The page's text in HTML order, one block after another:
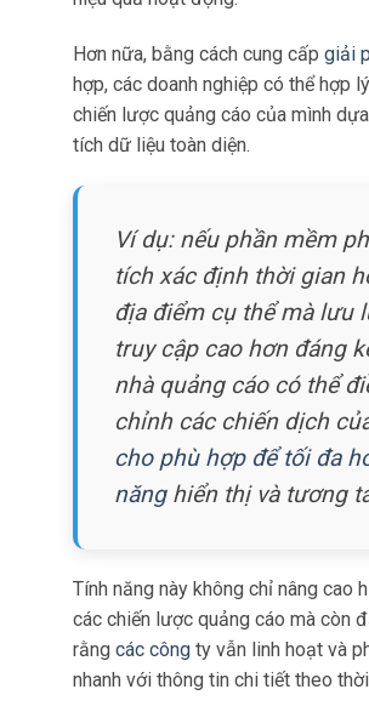
Sự tích hợp liền mạch này cho phép
hóa
các quy trình thu thập và phân
giảm gánh nặng xử lý dữ liệu thủ
hiệu quả hoạt động.
Hơn nữa, bằng cách cung cấp
hợp, các doanh nghiệp có thể hợp lý
tích dữ liệu toàn diện.
Ví dụ: nếu phần mềm
tích xác định thời gian
địa điểm cụ thể mà lưu
truy cập cao hơn đáng
nhà quảng cáo có thể
nănghiển thị và tương
Tính năng này không chỉ nâng cao